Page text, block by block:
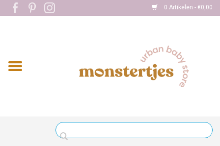
0 Artikelen - €0,00
Home
Kleding